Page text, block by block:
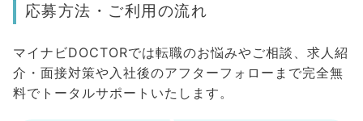
応募方法・ご利用の流れ
マイナビDOCTORでは転職のお悩みやご相談、求人紹
介・面接対策や入社後のアフターフォローまで完全無
料でトータルサポートいたします。